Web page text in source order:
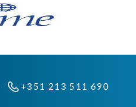
+351 213 511 690